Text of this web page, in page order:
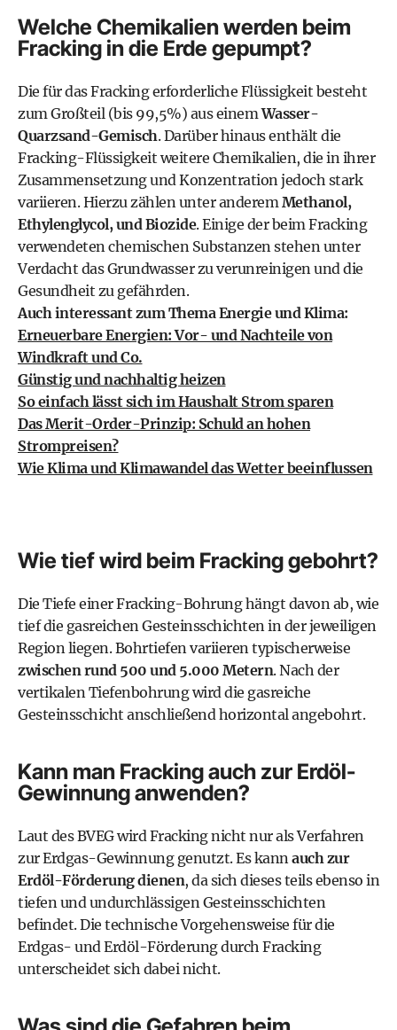
Welche Chemikalien werden beim
Fracking in die Erde gepumpt?
Die für das Fracking erforderliche Flüssigkeit besteht
zum Großteil (bis 99,5%) aus einemWasser-
Quarzsand-Gemisch. Darüber hinaus enthält die
Fracking-Flüssigkeit weitere Chemikalien, die in ihrer
Zusammensetzung und Konzentration jedoch stark
variieren. Hierzu zählen unter anderemMethanol,
Ethylenglycol, und Biozide. Einige der beim Fracking
verwendeten chemischen Substanzen stehen unter
Verdacht das Grundwasser zu verunreinigen und die
Gesundheit zu gefährden.
Auch interessant zum Thema Energie und Klima:
Erneuerbare Energien: Vor- und Nachteile von
Windkraft und Co.
Günstig und nachhaltig heizen
So einfach lässt sich im Haushalt Strom sparen
Das Merit-Order-Prinzip: Schuld an hohen
Strompreisen?
Wie Klima und Klimawandel das Wetter beeinflussen
Wie tief wird beim Fracking gebohrt?
Die Tiefe einer Fracking-Bohrung hängt davon ab, wie
tief die gasreichen Gesteinsschichten in der jeweiligen
Region liegen. Bohrtiefen variieren typischerweise
zwischen rund 500 und 5.000 Metern. Nach der
vertikalen Tiefenbohrung wird die gasreiche
Gesteinsschicht anschließend horizontal angebohrt.
Kann man Fracking auch zur Erdöl-
Gewinnung anwenden?
Laut desBVEGwird Fracking nicht nur als Verfahren
zur Erdgas-Gewinnung genutzt. Es kannauch zur
Erdöl-Förderung dienen, da sich dieses teils ebenso in
tiefen und undurchlässigen Gesteinsschichten
befindet. Die technische Vorgehensweise für die
Erdgas- und Erdöl-Förderung durch Fracking
unterscheidet sich dabei nicht.